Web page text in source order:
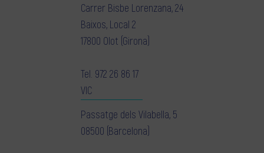
Carrer Bisbe Lorenzana, 24
Baixos, Local 2
17800 Olot (Girona)
Tel. 972 26 86 17
VIC
Passatge dels Vilabella, 5
08500 (Barcelona)